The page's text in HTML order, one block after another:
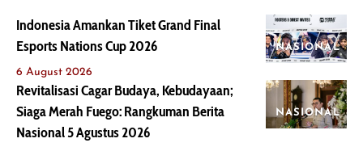
NASIONAL
Indonesia Amankan Tiket Grand Final
Esports Nations Cup 2026
6 August 2026
NASIONAL
Revitalisasi Cagar Budaya, Kebudayaan;
Siaga Merah Fuego: Rangkuman Berita
Nasional 5 Agustus 2026